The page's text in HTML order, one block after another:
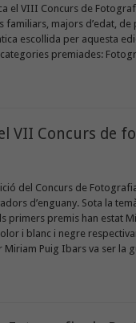
el VIII Concurs de
familiars, majors d’edat,
escollida per aquesta
premiades:
VII Concurs de
del Concurs de
d’enguany. Sota la
primers premis han estat
i blanc i negre
Puig Ibars va ser la